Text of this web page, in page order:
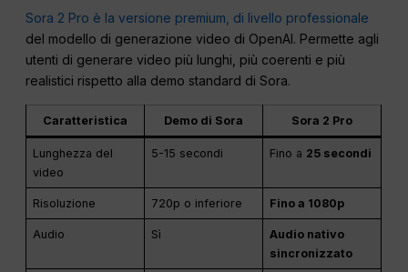
Sora 2 Pro è la versione premium, di livello professionale
del modello di generazione video di OpenAI. Permette agli
utenti di generare video più lunghi, più coerenti e più
realistici rispetto alla demo standard di Sora.
Caratteristica Demo di Sora Sora 2 Pro
Lunghezza del
video
5-15 secondi Fino a 25 secondi
Risoluzione 720p o inferiore Fino a 1080p
Audio Sì
Audio nativo
sincronizzato